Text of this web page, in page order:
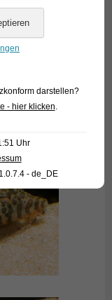
darstellen?
- hier klicken.
Uhr
- de_DE